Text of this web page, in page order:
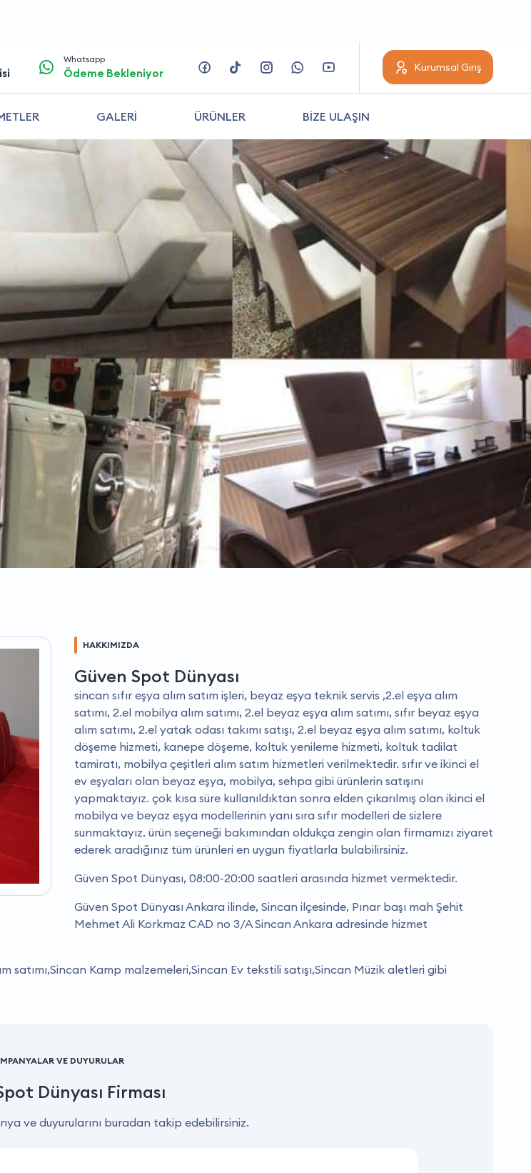
Whatsapp
Ödeme Bekleniyor Kurumsal Giriş
GALERİ ÜRÜNLER BİZE ULAŞIN
HAKKIMIZDA
Güven Spot Dünyası
sincan sıfır eşya alım satım işleri, beyaz eşya teknik servis ,2.el eşya alım
satımı, 2.el mobilya alım satımı, 2.el beyaz eşya alım satımı, sıfır beyaz eşya
alım satımı, 2.el yatak odası takımı satışı, 2.el beyaz eşya alım satımı, koltuk
döşeme hizmeti, kanepe döşeme, koltuk yenileme hizmeti, koltuk tadilat
tamiratı, mobilya çeşitleri alım satım hizmetleri verilmektedir. sıfır ve ikinci el
ev eşyaları olan beyaz eşya, mobilya, sehpa gibi ürünlerin satışını
yapmaktayız. çok kısa süre kullanıldıktan sonra elden çıkarılmış olan ikinci el
mobilya ve beyaz eşya modellerinin yanı sıra sıfır modelleri de sizlere
sunmaktayız. ürün seçeneği bakımından oldukça zengin olan firmamızı ziyaret
ederek aradığınız tüm ürünleri en uygun fiyatlarla bulabilirsiniz.
Güven Spot Dünyası, 08:00-20:00 saatleri arasında hizmet vermektedir.
Güven Spot Dünyası Ankara ilinde, Sincan ilçesinde, Pınar başı mah Şehit
Mehmet Ali Korkmaz CAD no 3/A Sincan Ankara adresinde hizmet
satımı,Sincan Kamp malzemeleri,Sincan Ev tekstili satışı,Sincan Müzik aletleri gibi
VE DUYURULAR
Dünyası Firması
ve duyurularını buradan takip edebilirsiniz.